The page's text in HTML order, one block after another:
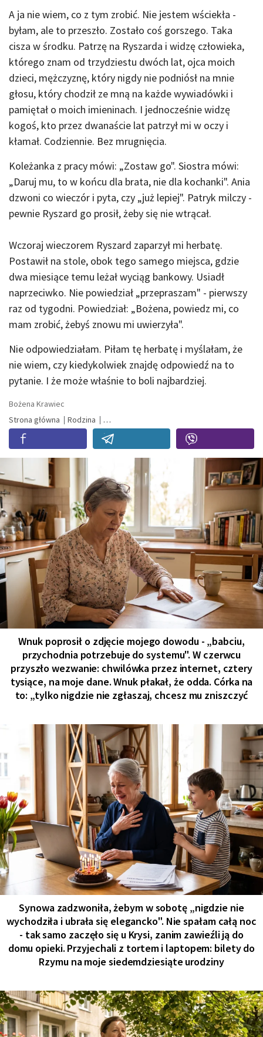
A ja nie wiem, co z tym zrobić. Nie jestem wściekła -
byłam, ale to przeszło. Zostało coś gorszego. Taka
cisza w środku. Patrzę na Ryszarda i widzę człowieka,
którego znam od trzydziestu dwóch lat, ojca moich
dzieci, mężczyznę, który nigdy nie podniósł na mnie
głosu, który chodził ze mną na każde wywiadówki i
pamiętał o moich imieninach. I jednocześnie widzę
kogoś, kto przez dwanaście lat patrzył mi w oczy i
kłamał. Codziennie. Bez mrugnięcia.
Koleżanka z pracy mówi: „Zostaw go". Siostra mówi:
„Daruj mu, to w końcu dla brata, nie dla kochanki". Ania
dzwoni co wieczór i pyta, czy „już lepiej". Patryk milczy -
pewnie Ryszard go prosił, żeby się nie wtrącał.
Wczoraj wieczorem Ryszard zaparzył mi herbatę.
Postawił na stole, obok tego samego miejsca, gdzie
dwa miesiące temu leżał wyciąg bankowy. Usiadł
naprzeciwko. Nie powiedział „przepraszam" - pierwszy
raz od tygodni. Powiedział: „Bożena, powiedz mi, co
mam zrobić, żebyś znowu mi uwierzyła".
Nie odpowiedziałam. Piłam tę herbatę i myślałam, że
nie wiem, czy kiedykolwiek znajdę odpowiedź na to
pytanie. I że może właśnie to boli najbardziej.
Bożena Krawiec
Strona główna
Rodzina
Wnuk poprosił o zdjęcie mojego dowodu - „babciu,
przychodnia potrzebuje do systemu". W czerwcu
przyszło wezwanie: chwilówka przez internet, cztery
tysiące, na moje dane. Wnuk płakał, że odda. Córka na
to: „tylko nigdzie nie zgłaszaj, chcesz mu zniszczyć
Synowa zadzwoniła, żebym w sobotę „nigdzie nie
wychodziła i ubrała się elegancko". Nie spałam całą noc
- tak samo zaczęło się u Krysi, zanim zawieźli ją do
domu opieki. Przyjechali z tortem i laptopem: bilety do
Rzymu na moje siedemdziesiąte urodziny